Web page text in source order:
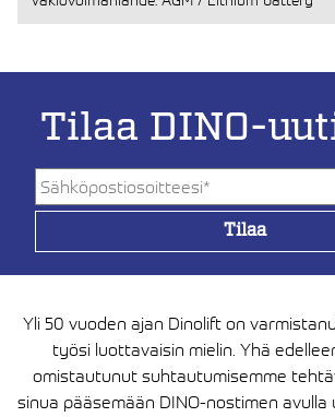
Tilaa DINO-
Yli 50 vuoden ajan Dinolift on
työsi luottavaisin mielin. Yhä
omistautunut suhtautumisemme
sinua pääsemään DINO-nostimen avulla